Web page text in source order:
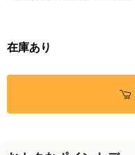
在庫あり